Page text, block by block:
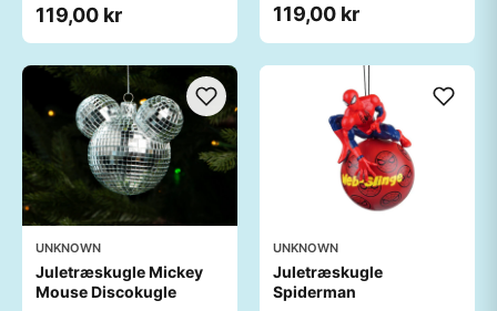
119,00 kr 119,00 kr
UNKNOWN
Juletræskugle Mickey
Mouse Discokugle
UNKNOWN
Juletræskugle
Spiderman